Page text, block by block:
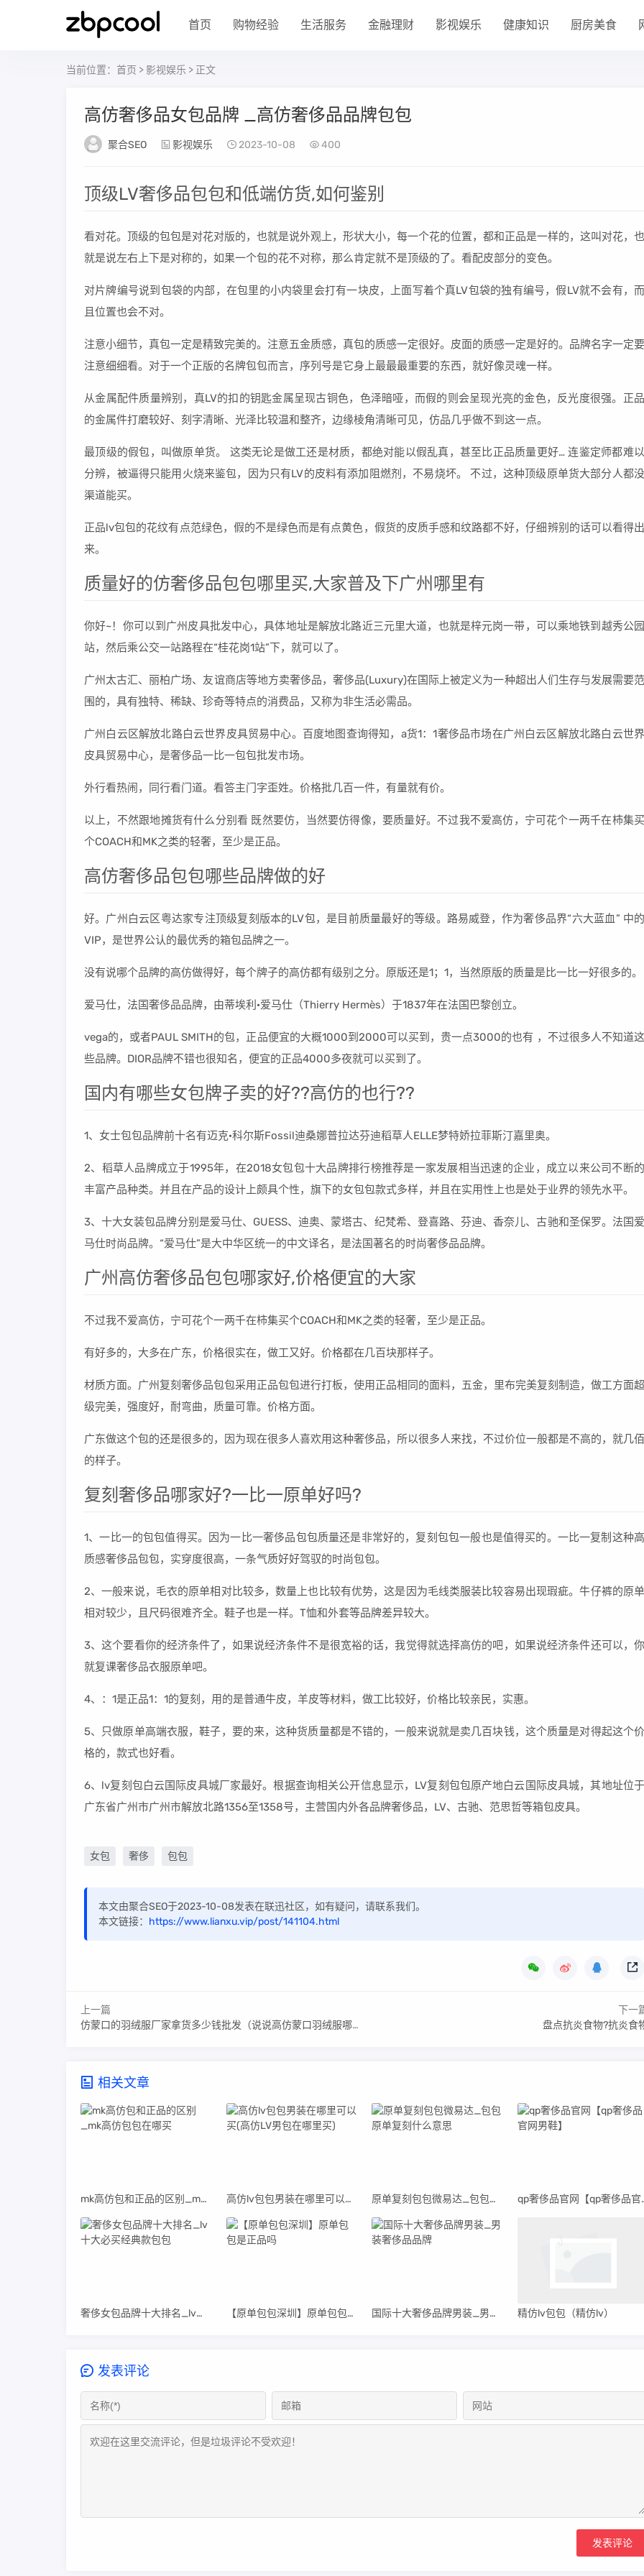
首页 购物经验 生活服务 金融理财 影视娱乐 健康知识 厨房美食
当前位置： 首页 > 影视娱乐 > 正文
高仿奢侈品女包品牌 _高仿奢侈品品牌包包
聚合SEO 影视娱乐 2023-10-08 400
顶级LV奢侈品包包和低端仿货,如何鉴别
看对花。顶级的包包是对花对版的，也就是说外观上，形状大小，每一个花的位置，都和正品是一样的，这叫对花，也
就是说左右上下是对称的，如果一个包的花不对称，那么肯定就不是顶级的了。看配皮部分的变色。
对片牌编号说到包袋的内部，在包里的小内袋里会打有一块皮，上面写着个真LV包袋的独有编号，假LV就不会有，而
且位置也会不对。
注意小细节，真包一定是精致完美的。注意五金质感，真包的质感一定很好。皮面的质感一定是好的。品牌名字一定要
注意细细看。对于一个正版的名牌包包而言，序列号是它身上最最最重要的东西，就好像灵魂一样。
从金属配件质量辨别，真LV的扣的钥匙金属呈现古铜色，色泽暗哑，而假的则会呈现光亮的金色，反光度很强。正品
的金属件打磨较好、刻字清晰、光泽比较温和整齐，边缘棱角清晰可见，仿品几乎做不到这一点。
最顶级的假包，叫做原单货。 这类无论是做工还是材质，都绝对能以假乱真，甚至比正品质量更好… 连鉴定师都难以
分辨，被逼得只能用火烧来鉴包，因为只有LV的皮料有添加阻燃剂，不易烧坏。 不过，这种顶级原单货大部分人都没
渠道能买。
正品lv包包的花纹有点范绿色，假的不是绿色而是有点黄色，假货的皮质手感和纹路都不好，仔细辨别的话可以看得出
来。
质量好的仿奢侈品包包哪里买,大家普及下广州哪里有
你好~！你可以到广州皮具批发中心，具体地址是解放北路近三元里大道，也就是梓元岗一带，可以乘地铁到越秀公园
站，然后乘公交一站路程在“桂花岗1站”下，就可以了。
广州太古汇、丽柏广场、友谊商店等地方卖奢侈品，奢侈品(Luxury)在国际上被定义为一种超出人们生存与发展需要范
围的，具有独特、稀缺、珍奇等特点的消费品，又称为非生活必需品。
广州白云区解放北路白云世界皮具贸易中心。百度地图查询得知，a货1：1奢侈品市场在广州白云区解放北路白云世界
皮具贸易中心，是奢侈品一比一包包批发市场。
外行看热闹，同行看门道。看答主门字歪姓。价格批几百一件，有量就有价。
以上，不然跟地摊货有什么分别看 既然要仿，当然要仿得像，要质量好。不过我不爱高仿，宁可花个一两千在柿集买
个COACH和MK之类的轻奢，至少是正品。
高仿奢侈品包包哪些品牌做的好
好。广州白云区粤达家专注顶级复刻版本的LV包，是目前质量最好的等级。路易威登，作为奢侈品界“六大蓝血” 中的
VIP，是世界公认的最优秀的箱包品牌之一。
没有说哪个品牌的高仿做得好，每个牌子的高仿都有级别之分。原版还是1；1，当然原版的质量是比一比一好很多的。
爱马仕，法国奢侈品品牌，由蒂埃利·爱马仕（Thierry Hermès）于1837年在法国巴黎创立。
vega的，或者PAUL SMITH的包，正品便宜的大概1000到2000可以买到，贵一点3000的也有 ，不过很多人不知道这
些品牌。DIOR品牌不错也很知名，便宜的正品4000多夜就可以买到了。
国内有哪些女包牌子卖的好??高仿的也行??
1、女士包包品牌前十名有迈克·科尔斯Fossil迪桑娜普拉达芬迪稻草人ELLE梦特娇拉菲斯汀嘉里奥。
2、稻草人品牌成立于1995年，在2018女包包十大品牌排行榜推荐是一家发展相当迅速的企业，成立以来公司不断的
丰富产品种类。并且在产品的设计上颇具个性，旗下的女包包款式多样，并且在实用性上也是处于业界的领先水平。
3、十大女装包品牌分别是爱马仕、GUESS、迪奥、蒙塔古、纪梵希、登喜路、芬迪、香奈儿、古驰和圣保罗。法国爱
马仕时尚品牌。“爱马仕”是大中华区统一的中文译名，是法国著名的时尚奢侈品品牌。
广州高仿奢侈品包包哪家好,价格便宜的大家
不过我不爱高仿，宁可花个一两千在柿集买个COACH和MK之类的轻奢，至少是正品。
有好多的，大多在广东，价格很实在，做工又好。价格都在几百块那样子。
材质方面。广州复刻奢侈品包包采用正品包包进行打板，使用正品相同的面料，五金，里布完美复刻制造，做工方面超
级完美，强度好，耐弯曲，质量可靠。价格方面。
广东做这个包的还是很多的，因为现在很多人喜欢用这种奢侈品，所以很多人来找，不过价位一般都是不高的，就几佰
的样子。
复刻奢侈品哪家好?一比一原单好吗?
1、一比一的包包值得买。因为一比一奢侈品包包质量还是非常好的，复刻包包一般也是值得买的。一比一复制这种高
质感奢侈品包包，实穿度很高，一条气质好好驾驭的时尚包包。
2、一般来说，毛衣的原单相对比较多，数量上也比较有优势，这是因为毛线类服装比较容易出现瑕疵。牛仔裤的原单
相对较少，且尺码很难齐全。鞋子也是一样。T恤和外套等品牌差异较大。
3、这个要看你的经济条件了，如果说经济条件不是很宽裕的话，我觉得就选择高仿的吧，如果说经济条件还可以，你
就复课奢侈品衣服原单吧。
4、：1是正品1：1的复刻，用的是普通牛皮，羊皮等材料，做工比较好，价格比较亲民，实惠。
5、只做原单高端衣服，鞋子，要的来，这种货质量都是不错的，一般来说就是卖几百块钱，这个质量是对得起这个价
格的，款式也好看。
6、lv复刻包白云国际皮具城厂家最好。根据查询相关公开信息显示，LV复刻包包原产地白云国际皮具城，其地址位于
广东省广州市广州市解放北路1356至1358号，主营国内外各品牌奢侈品，LV、古驰、范思哲等箱包皮具。
女包 奢侈 包包
本文由聚合SEO于2023-10-08发表在联迅社区，如有疑问，请联系我们。
本文链接： https://www.lianxu.vip/post/141104.html
上一篇
仿蒙口的羽绒服厂家拿货多少钱批发（说说高仿蒙口羽绒服哪里买）
下一
盘点抗炎食物?抗炎食
相关文章
mk高仿包和正品的区别_mk高仿包包在哪买 高仿lv包包男装在哪里可以买(高仿LV男包在哪里买) 原单复刻包包微易达_包包原单复刻什么意思 qp奢侈品
奢侈女包品牌十大排名_lv十大必买经典款包包 【原单包包深圳】原单包包是正品吗 国际十大奢侈品牌男装_男装奢侈品品牌 精仿lv包包（精仿lv）
发表评论